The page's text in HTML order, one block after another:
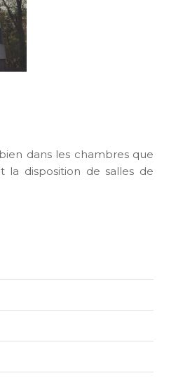
dans les chambres que
disposition de salles de